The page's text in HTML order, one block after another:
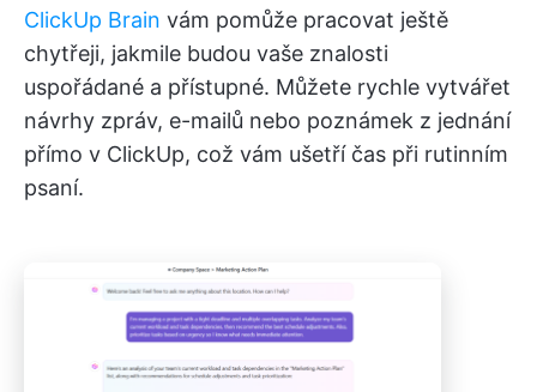
ClickUp Brain vám pomůže pracovat ještě
chytřeji, jakmile budou vaše znalosti
uspořádané a přístupné. Můžete rychle vytvářet
návrhy zpráv, e-mailů nebo poznámek z jednání
přímo v ClickUp, což vám ušetří čas při rutinním
psaní.